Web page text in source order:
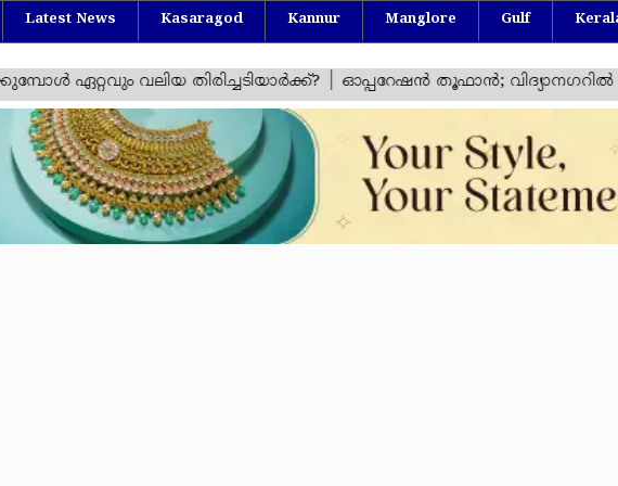
Latest News Kasaragod Kannur Manglore Gulf